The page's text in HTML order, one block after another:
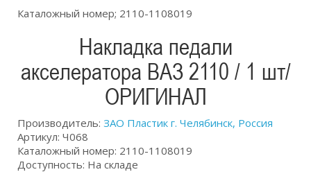
Каталожный номер; 2110-1108019
Накладка педали
акселератора ВАЗ 2110 / 1 шт/
ОРИГИНАЛ
Производитель: ЗАО Пластик г. Челябинск, Россия
Артикул: Ч068
Каталожный номер: 2110-1108019
Доступность: На складе